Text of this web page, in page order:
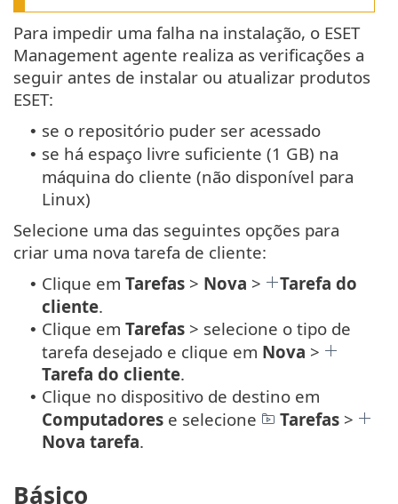
Para impedir uma falha na instalação, o ESET
Management agente realiza as verificações a
seguir antes de instalar ou atualizar produtos
ESET:
• se o repositório puder ser acessado
• se há espaço livre suficiente (1 GB) na
máquina do cliente (não disponível para
Linux)
Selecione uma das seguintes opções para
criar uma nova tarefa de cliente:
• Clique em Tarefas > Nova >
Tarefa do
cliente.
• Clique em Tarefas > selecione o tipo de
tarefa desejado e clique em Nova >
Tarefa do cliente.
• Clique no dispositivo de destino em
Computadores e selecione Tarefas >
Nova tarefa.
Básico